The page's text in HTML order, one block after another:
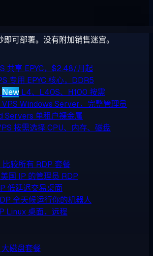
可部署。没有附加销售迷宫。
共享 EPYC，$2.48/月起
专用 EPYC 核心，DDR5
New L4、L40S、H100 按需
Windows Server，完整管理员
Servers 单租户裸金属
按需选择 CPU、内存、磁盘
比较所有 RDP 套餐
美国 IP 的管理员 RDP
低延迟交易桌面
全天候运行你的机器人
Linux 桌面，远程
大磁盘套餐